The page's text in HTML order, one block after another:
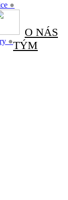
●
●
O NÁS
TÝM